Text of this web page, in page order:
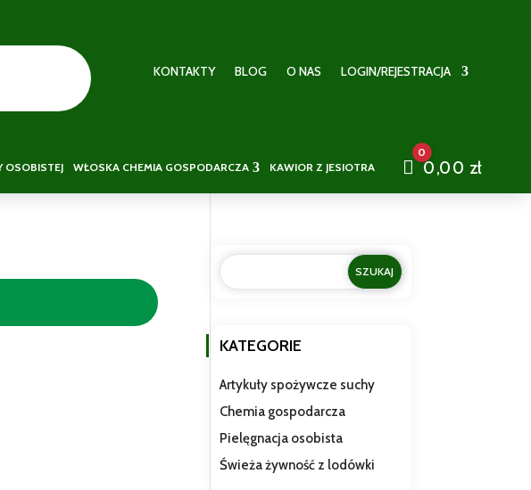
KONTAKTY BLOG O NAS LOGIN/REJESTRACJA
OSOBISTEJ WŁOSKA CHEMIA GOSPODARCZA KAWIOR Z JESIOTRA Cart
0
0,00 zł
KATEGORIE
Artykuły spożywcze suchy
Chemia gospodarcza
Pielęgnacja osobista
Świeża żywność z lodówki